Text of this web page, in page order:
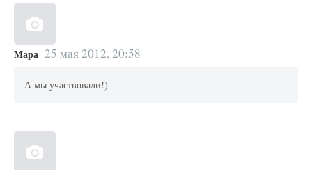
Мара 25 мая 2012, 20:58
А мы участвовали!)